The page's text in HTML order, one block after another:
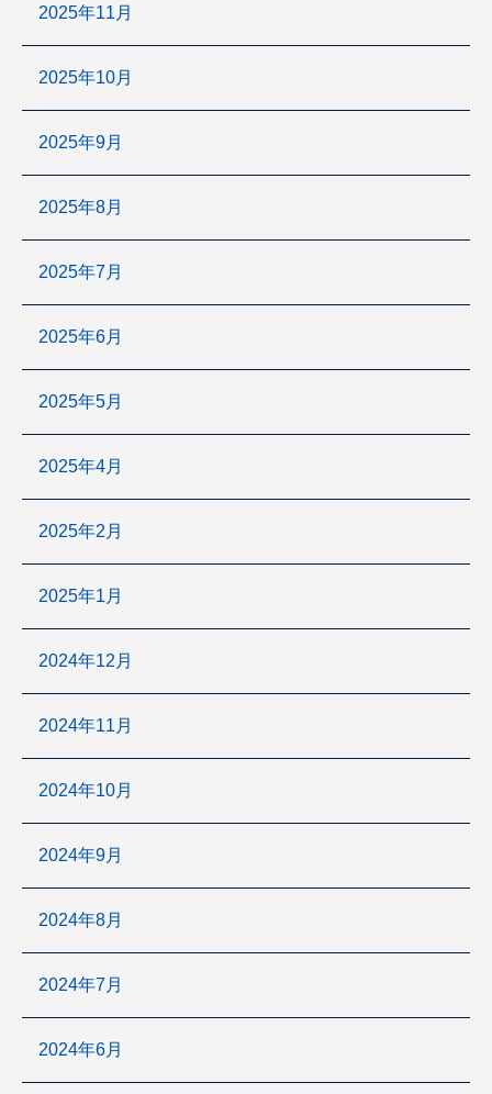
2025年11月
2025年10月
2025年9月
2025年8月
2025年7月
2025年6月
2025年5月
2025年4月
2025年2月
2025年1月
2024年12月
2024年11月
2024年10月
2024年9月
2024年8月
2024年7月
2024年6月